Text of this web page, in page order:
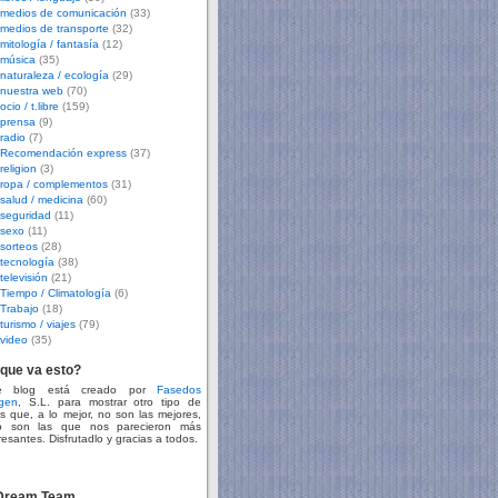
medios de comunicación (33)
medios de transporte (32)
mitología / fantasía (12)
música (35)
naturaleza / ecología (29)
nuestra web (70)
ocio / t.libre (159)
prensa (9)
radio (7)
Recomendación express (37)
religion (3)
ropa / complementos (31)
salud / medicina (60)
seguridad (11)
sexo (11)
sorteos (28)
tecnología (38)
televisión (21)
Tiempo / Climatología (6)
Trabajo (18)
turismo / viajes (79)
video (35)
va esto?
blog está creado por Fasedos
, S.L. para mostrar otro tipo de
que, a lo mejor, no son las mejores,
son las que nos parecieron más
Disfrutadlo y gracias a todos.